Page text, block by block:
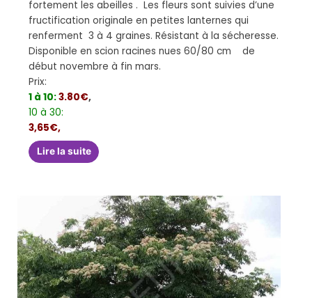
fortement les abeilles . Les fleurs sont suivies d’une
fructification originale en petites lanternes qui
renferment 3 à 4 graines. Résistant à la sécheresse.
Disponible en scion racines nues 60/80 cm de
début novembre à fin mars.
Prix:
1 à 10:3.80€,
10 à 30:
3,65€,
Lire la suite